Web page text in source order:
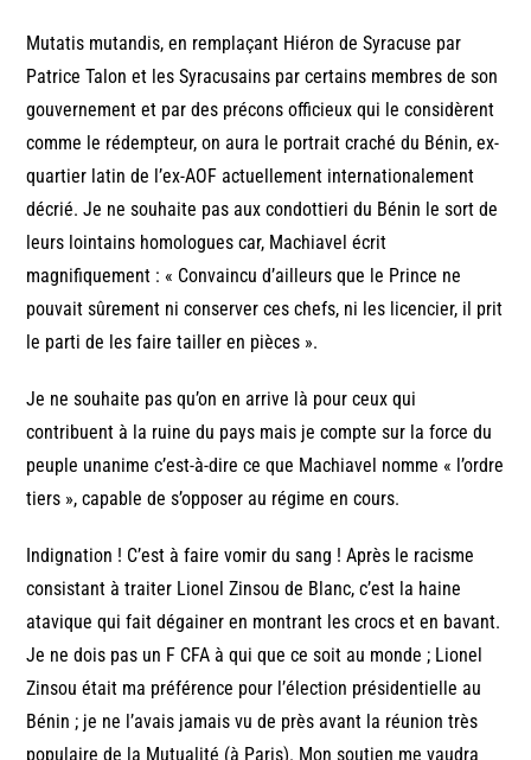
Mutatis mutandis, en remplaçant Hiéron de Syracuse par
Patrice Talon et les Syracusains par certains membres de son
gouvernement et par des précons officieux qui le considèrent
comme le rédempteur, on aura le portrait craché du Bénin, ex-
quartier latin de l’ex-AOF actuellement internationalement
décrié. Je ne souhaite pas aux condottieri du Bénin le sort de
leurs lointains homologues car, Machiavel écrit
magnifiquement : « Convaincu d’ailleurs que le Prince ne
pouvait sûrement ni conserver ces chefs, ni les licencier, il prit
le parti de les faire tailler en pièces ».
Je ne souhaite pas qu’on en arrive là pour ceux qui
contribuent à la ruine du pays mais je compte sur la force du
peuple unanime c’est-à-dire ce que Machiavel nomme « l’ordre
tiers », capable de s’opposer au régime en cours.
Indignation ! C’est à faire vomir du sang ! Après le racisme
consistant à traiter Lionel Zinsou de Blanc, c’est la haine
atavique qui fait dégainer en montrant les crocs et en bavant.
Je ne dois pas un F CFA à qui que ce soit au monde ; Lionel
Zinsou était ma préférence pour l’élection présidentielle au
Bénin ; je ne l’avais jamais vu de près avant la réunion très
populaire de la Mutualité (à Paris). Mon soutien me vaudra